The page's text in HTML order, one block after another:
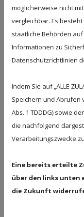
mehr
brauchen feste
orientieren
Versuchen Sie,
wie eine Gute
Sicherheit,
Umzugs
Kuscheltier
beruhigend
Auch die
möglicherweise nicht
vergleichbar. Es
staatliche Behörden
Informationen zu
Datenschutzrichtlinien
Indem Sie auf „ALLE
Speichern und Abrufen
Abs. 1 TDDDG) sowie
die nachfolgend
Verarbeitungszwecke zu
Eine bereits erteilte
über den links
die Zukunft